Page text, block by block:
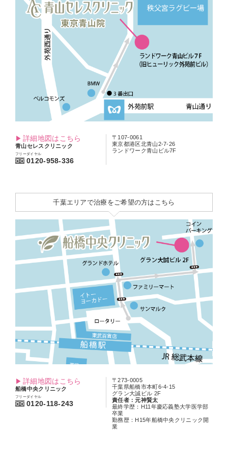
詳細地図はこちら
青山セレスクリニック
フリーダイヤル
0120-958-336
〒107-0061
東京都港区北青山2-7-26
ランドワーク青山ビル7F
千葉エリアで治療をご希望の方はこちら
詳細地図はこちら
船橋中央クリニック
フリーダイヤル
0120-118-243
〒273-0005
千葉県船橋市本町6-4-15
グラン大誠ビル 2F
責任者：元神賢太
最終学歴：H11年慶応義塾大学医学部
卒業
勤務歴：H15年船橋中央クリニック開
業